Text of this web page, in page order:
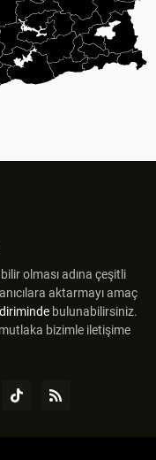
olması adına çeşitli
aktarmayı amaç
bulunabilirsiniz.
bizimle iletişime